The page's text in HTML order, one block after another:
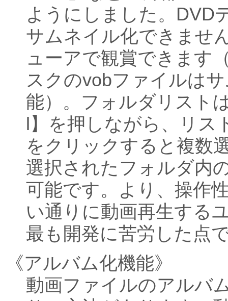
ようにしました。DVD
サムネイル化できませ
ューアで観賞できます
スクのvobファイルは
能）。フォルダリスト
l】を押しながら、リス
をクリックすると複数
選択されたフォルダ内
可能です。より、操作
い通りに動画再生する
最も開発に苦労した点
《アルバム化機能》
動画ファイルのアルバ